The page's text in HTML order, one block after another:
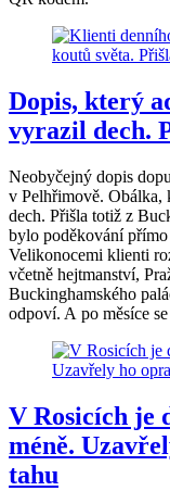
Dopis, který
vyrazil dech.
Neobyčejný dopis
v Pelhřimově. Obálka,
dech. Přišla totiž z
bylo poděkování
Velikonocemi klienti
včetně hejtmanství,
Buckinghamského
odpoví. A po měsíce
V Rosicích je
méně.
tahu